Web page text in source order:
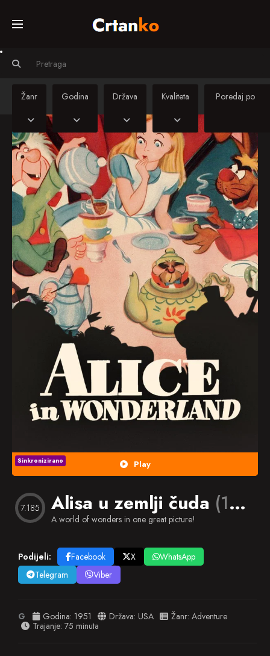
Svi crtiči
Serije
Sinkronizirani
crtiči
Kino
Žanr Godina Država Kvaliteta
Play
Sinkronizirano
7.185 Alisa u zemlji čuda (1951)
A world of wonders in one great picture!
Podijeli: Facebook X
WhatsApp
Telegram
Viber
G Godina: 1951 Država: USA Žanr: Adventure
Trajanje: 75 minuta